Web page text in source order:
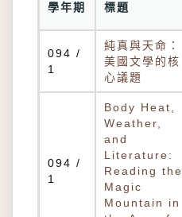
學年期 標題
094 /
1
純真與天命：
美國文學的核
心議題
094 /
1
Body Heat,
Weather,
and
Literature:
Reading the
Magic
Mountain in